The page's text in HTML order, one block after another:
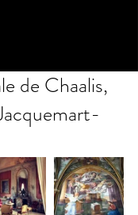
de Chaalis,